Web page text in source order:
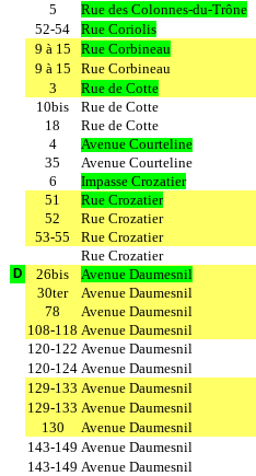
5
Rue des Colonnes-du-Trône
52-54
Rue Coriolis
9 à 15
Rue Corbineau
9 à 15
Rue Corbineau
3
Rue de Cotte
10bis
Rue de Cotte
18
Rue de Cotte
4
Avenue Courteline
35
Avenue Courteline
6
Impasse Crozatier
51
Rue Crozatier
52
Rue Crozatier
53-55
Rue Crozatier
Rue Crozatier
D 26bis Avenue Daumesnil
30ter
Avenue Daumesnil
78
Avenue Daumesnil
108-118 Avenue Daumesnil
120-122 Avenue Daumesnil
120-124 Avenue Daumesnil
129-133 Avenue Daumesnil
129-133 Avenue Daumesnil
130
Avenue Daumesnil
143-149 Avenue Daumesnil
143-149 Avenue Daumesnil